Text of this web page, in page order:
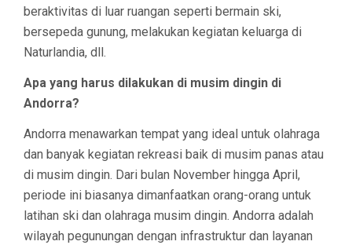
beraktivitas di luar ruangan seperti bermain ski,
bersepeda gunung, melakukan kegiatan keluarga di
Naturlandia, dll.
Apa yang harus dilakukan di musim dingin di
Andorra?
Andorra menawarkan tempat yang ideal untuk olahraga
dan banyak kegiatan rekreasi baik di musim panas atau
di musim dingin. Dari bulan November hingga April,
periode ini biasanya dimanfaatkan orang-orang untuk
latihan ski dan olahraga musim dingin. Andorra adalah
wilayah pegunungan dengan infrastruktur dan layanan